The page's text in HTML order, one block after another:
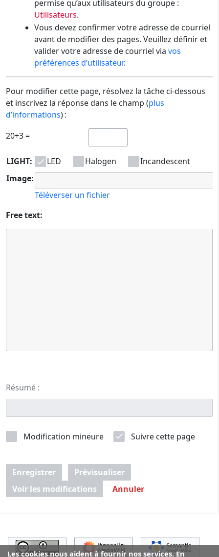
permise qu’aux utilisateurs du groupe :
Utilisateurs.
Vous devez confirmer votre adresse de courriel
avant de modifier des pages. Veuillez définir et
valider votre adresse de courriel via vos
préférences d’utilisateur.
Pour modifier cette page, résolvez la tâche ci-dessous
et inscrivez la réponse dans le champ (plus
d’informations) :
20+3 =
LIGHT: LED Halogen
Incandescent
Image:
Téléverser un fichier
Free text:
Résumé :
Modification mineure Suivre cette page
Enregistrer
Prévisualiser
Voir les modifications
Annuler
Les cookies nous aident à fournir nos services. En